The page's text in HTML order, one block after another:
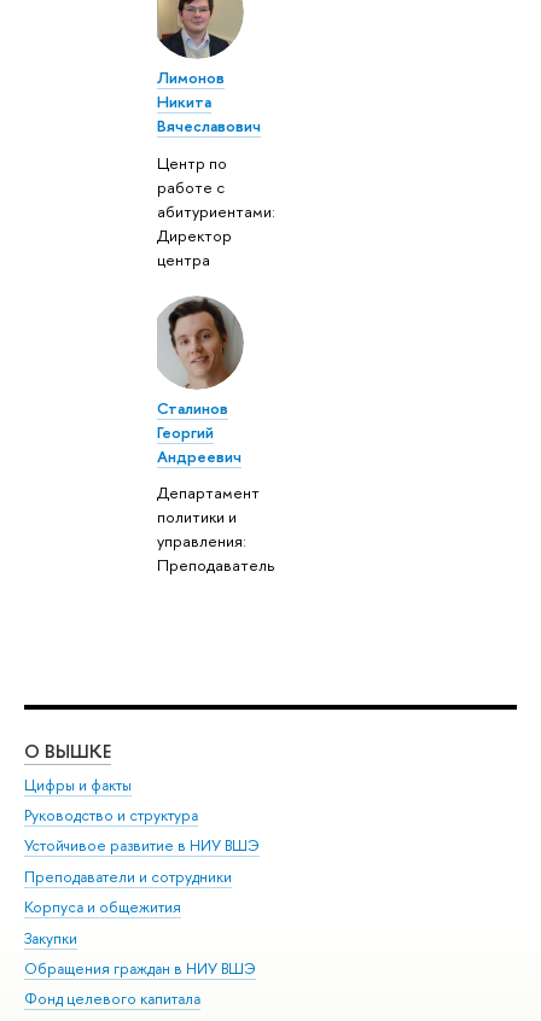
Лимонов
Никита
Вячеславович
Центр по
работе с
абитуриентами:
Директор
центра
Сталинов
Георгий
Андреевич
Департамент
политики и
управления:
Преподаватель
О ВЫШКЕ
Цифры и факты
Руководство и структура
Устойчивое развитие в НИУ ВШЭ
Преподаватели и сотрудники
Корпуса и общежития
Закупки
Обращения граждан в НИУ ВШЭ
Фонд целевого капитала